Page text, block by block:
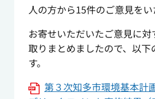
人の方から15件のご意見をい
お寄せいただいたご意見に
取りまとめましたので、以下
す。
第３次知多市環境基本計